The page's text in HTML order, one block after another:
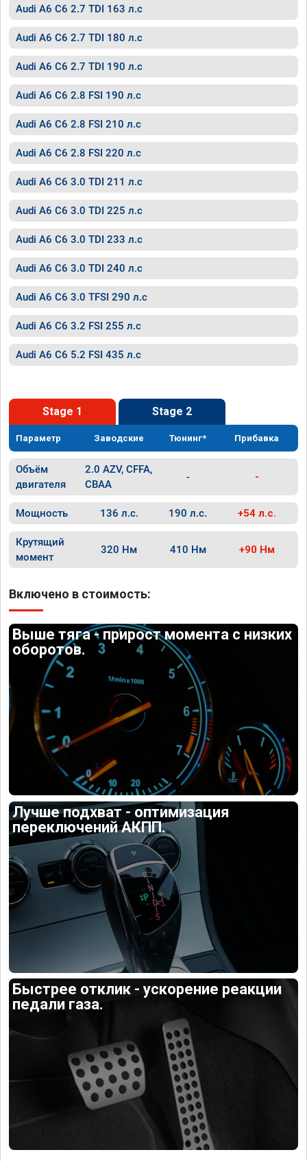
Audi A6 C6 2.7 TDI 163 л.с
Audi A6 C6 2.7 TDI 180 л.с
Audi A6 C6 2.7 TDI 190 л.с
Audi A6 C6 2.8 FSI 190 л.с
Audi A6 C6 2.8 FSI 210 л.с
Audi A6 C6 2.8 FSI 220 л.с
Audi A6 C6 3.0 TDI 211 л.с
Audi A6 C6 3.0 TDI 225 л.с
Audi A6 C6 3.0 TDI 233 л.с
Audi A6 C6 3.0 TDI 240 л.с
Audi A6 C6 3.0 TFSI 290 л.с
Audi A6 C6 3.2 FSI 255 л.с
Audi A6 C6 5.2 FSI 435 л.с
Stage 1 Stage 2
Параметр Заводские Тюнинг* Прибавка
Объём
двигателя
2.0 AZV, CFFA,
CBAA
- -
Мощность 136 л.с. 190 л.с. +54 л.с.
Крутящий
момент
320 Нм 410 Нм +90 Нм
Включено в стоимость:
Выше тяга - прирост момента с низких
оборотов.
Лучше подхват - оптимизация
переключений АКПП.
Быстрее отклик - ускорение реакции
педали газа.